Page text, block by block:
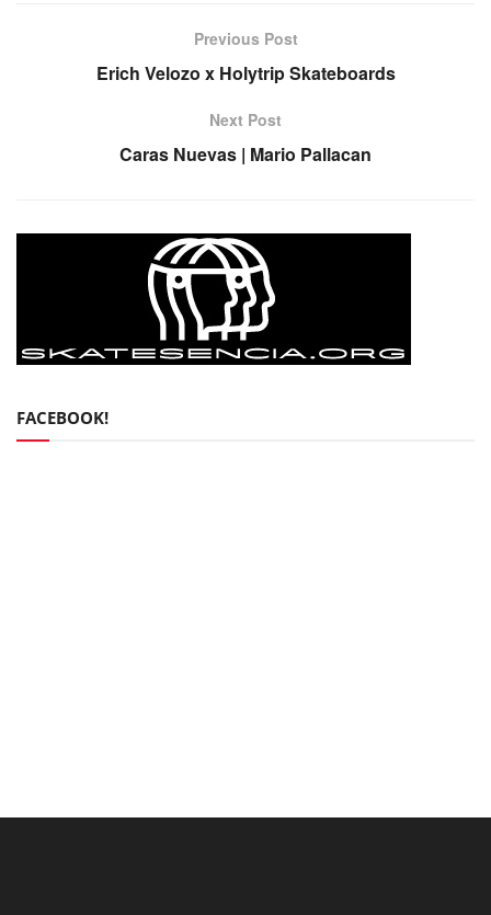
Previous Post
Erich Velozo x Holytrip Skateboards
Next Post
Caras Nuevas | Mario Pallacan
FACEBOOK!